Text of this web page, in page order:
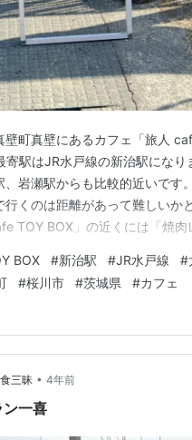
壁町真壁にあるカフェ「旅人
寄駅はJR水戸線の新治駅になり
、岩瀬駅からも比較的近いです
行くのは距離があって難しいか
TOY BOX」の近くには「焼肉
」があります。
BOX」へはランチタイムに行
TOY BOX」の近くに駐車場が
BOX #新治駅 #JR水戸線 #
#桜川市 #茨城県 #カフェ
三昧 • 4年前
一喜